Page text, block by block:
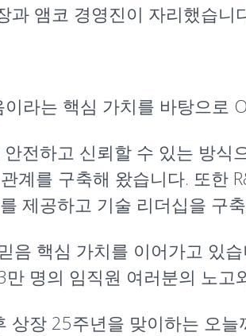
과 앰코 경영진이 자리했습니
라는 핵심 가치를 바탕으로
전하고 신뢰할 수 있는 방식
계를 구축해 왔습니다. 또한
제공하고 기술 리더십을 구
음 핵심 가치를 이어가고 있
명의 임직원 여러분의 노고
장 25주년을 맞이하는 오